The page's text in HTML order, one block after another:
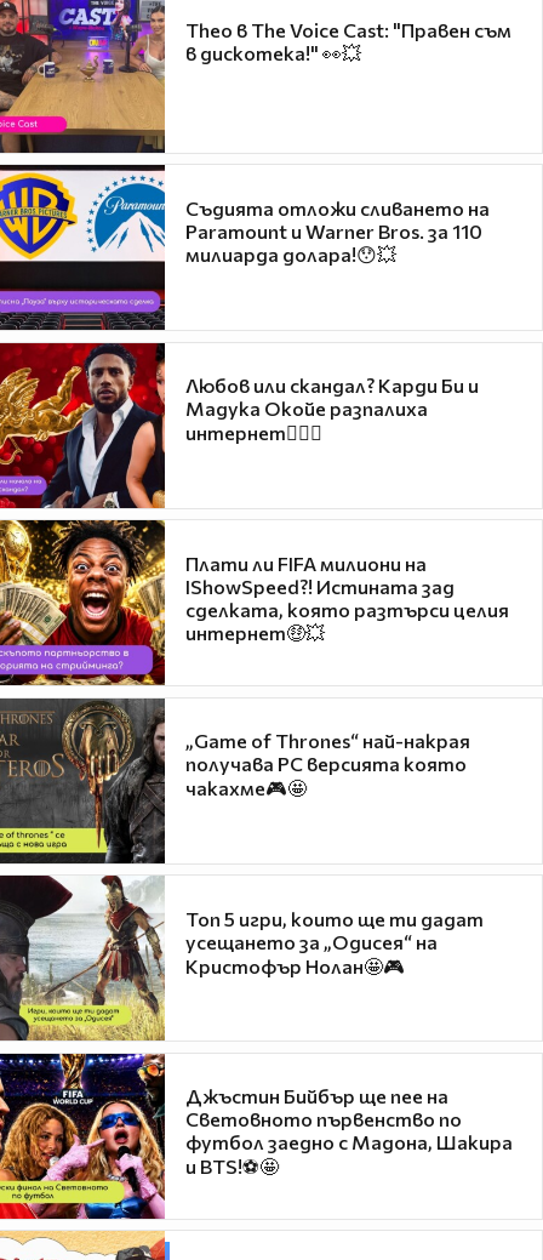
Theo в The Voice Cast: "Правен съм
в дискотека!" 👀💥
Съдията отложи сливането на
Paramount и Warner Bros. за 110
милиарда долара!😯💥
Любов или скандал? Карди Би и
Мадука Окойе разпалиха
интернет❤️‍🔥🔥
Плати ли FIFA милиони на
IShowSpeed?! Истината зад
сделката, която разтърси целия
интернет🤑💥
„Game of Thrones“ най-накрая
получава PC версията която
чакахме🎮🤩
Топ 5 игри, които ще ти дадат
усещането за „Одисея“ на
Кристофър Нолан🤩🎮
Джъстин Бийбър ще пее на
Световното първенство по
футбол заедно с Мадона, Шакира
и BTS!⚽🤩